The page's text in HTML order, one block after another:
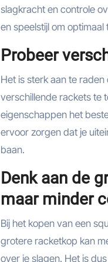
slagkracht en controle
en speelstijl om
Probeer
Het is sterk aan te
verschillende rackets te
eigenschappen het
ervoor zorgen dat je
baan.
Denk aan de
maar minder
Bij het kopen van een
grotere racketkop kan
over je slagen. Het is